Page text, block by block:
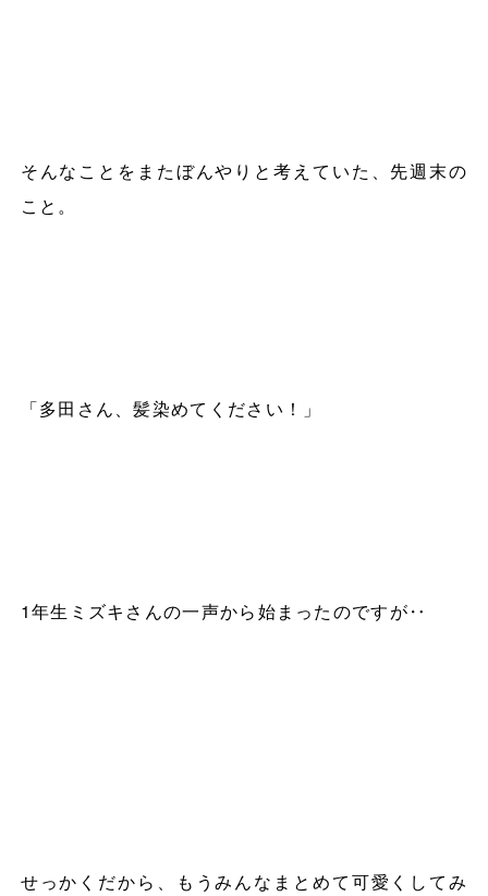
そんなことをまたぼんやりと考えていた、先週末の
こと。
「多田さん、髪染めてください！」
1年生ミズキさんの一声から始まったのですが‥
せっかくだから、もうみんなまとめて可愛くしてみ